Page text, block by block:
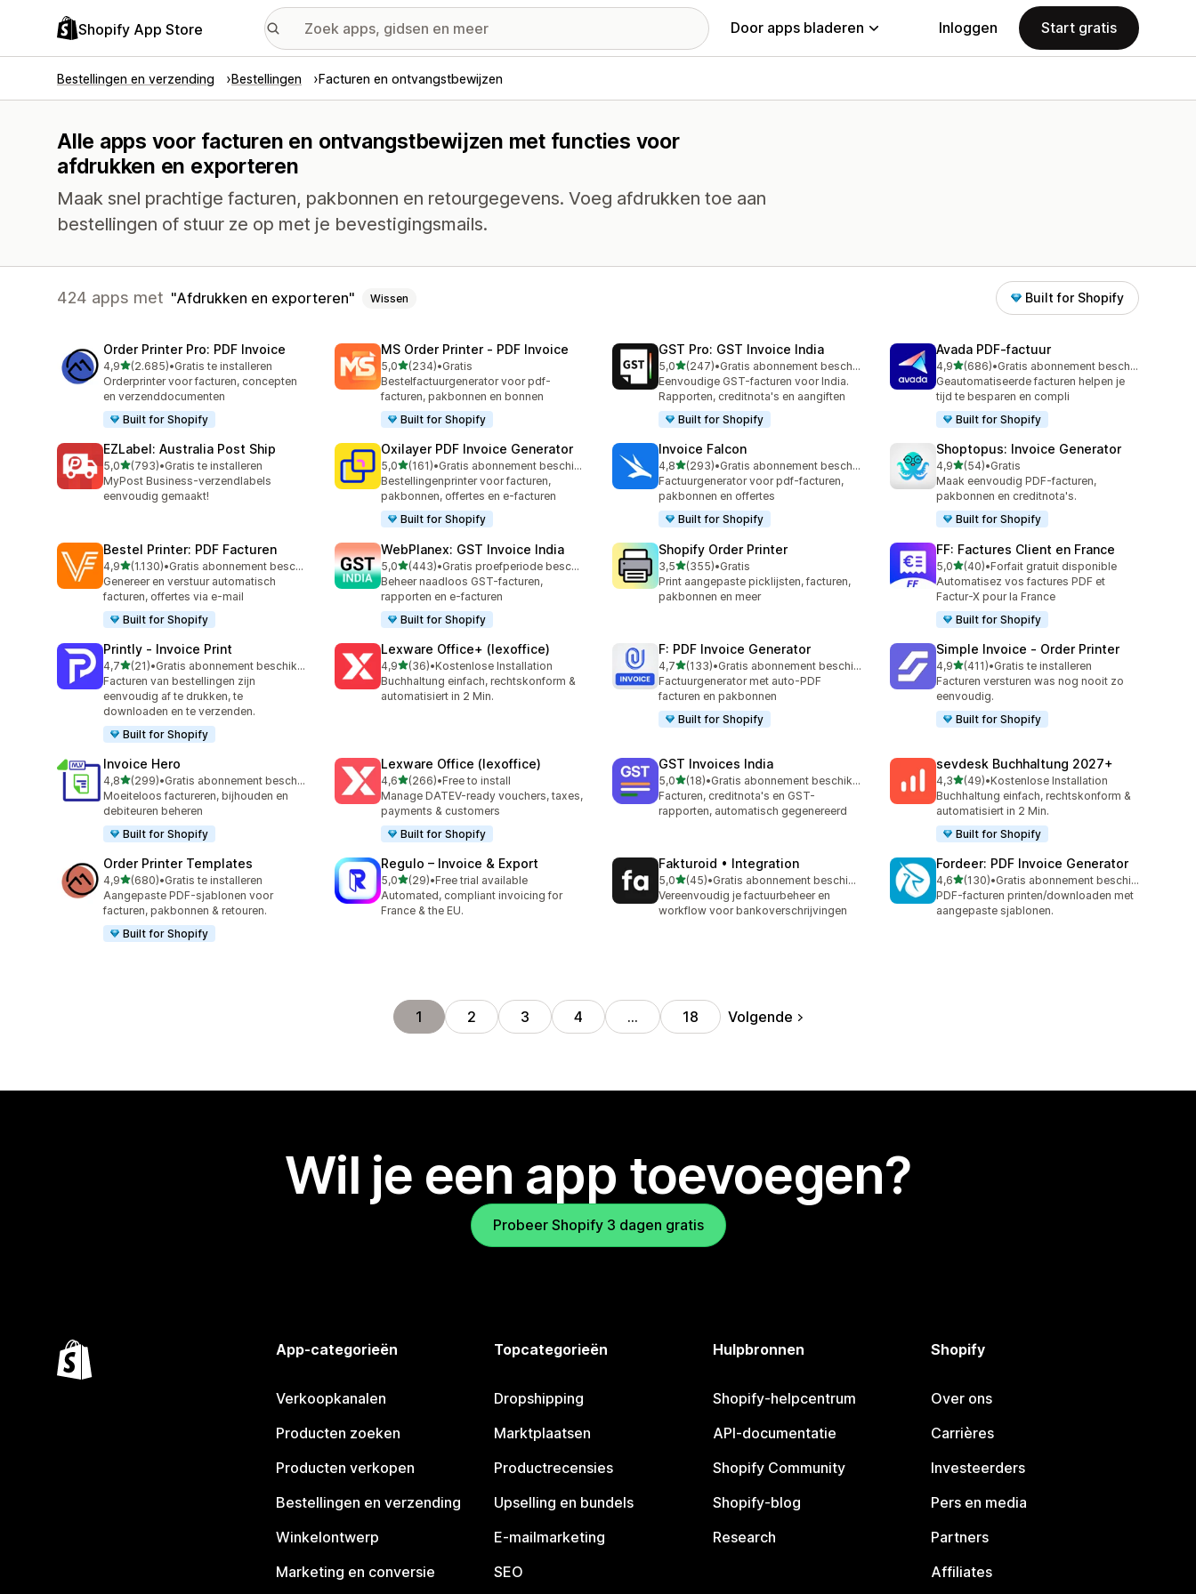
Shopify App Store Door apps bladeren Inloggen Start gratis
Bestellingen en verzending Bestellingen Facturen en ontvangstbewijzen
Alle apps voor facturen en ontvangstbewijzen met functies voor
afdrukken en exporteren
Maak snel prachtige facturen, pakbonnen en retourgegevens. Voeg afdrukken toe aan
bestellingen of stuur ze op met je bevestigingsmails.
424 apps met Afdrukken en exporteren Wissen Built for Shopify
Order Printer Pro: PDF Invoice
4,9van 5 sterren
(2.685)
2685 recensies in totaal
•Gratis te installeren
Orderprinter voor facturen, concepten
en verzenddocumenten
Built for Shopify
MS Order Printer ‑ PDF Invoice
5,0van 5 sterren
(234)
234 recensies in totaal
•Gratis
Bestelfactuurgenerator voor pdf-
facturen, pakbonnen en bonnen
Built for Shopify
GST Pro: GST Invoice India
5,0van 5 sterren
(247)
247 recensies in totaal
•
Gratis abonnement beschikbaar
Eenvoudige GST-facturen voor India.
Rapporten, creditnota's en aangiften
Built for Shopify
Avada PDF‑factuur
4,9van 5 sterren
(686)
686 recensies in totaal
•
Gratis abonnement beschikbaar
Geautomatiseerde facturen helpen je
tijd te besparen en compli
Built for Shopify
EZLabel: Australia Post Ship
5,0van 5 sterren
(793)
793 recensies in totaal
•Gratis te installeren
MyPost Business-verzendlabels
eenvoudig gemaakt!
Oxilayer PDF Invoice Generator
5,0van 5 sterren
(161)
161 recensies in totaal
•
Gratis abonnement beschikbaar
Bestellingenprinter voor facturen,
pakbonnen, offertes en e-facturen
Built for Shopify
Invoice Falcon
4,8van 5 sterren
(293)
293 recensies in totaal
•
Gratis abonnement beschikbaar
Factuurgenerator voor pdf-facturen,
pakbonnen en offertes
Built for Shopify
Shoptopus: Invoice Generator
4,9van 5 sterren
(54)
54 recensies in totaal
•Gratis
Maak eenvoudig PDF-facturen,
pakbonnen en creditnota's.
Built for Shopify
Bestel Printer: PDF Facturen
4,9van 5 sterren
(1.130)
1130 recensies in totaal
•
Gratis abonnement beschikbaar
Genereer en verstuur automatisch
facturen, offertes via e-mail
Built for Shopify
WebPlanex: GST Invoice India
5,0van 5 sterren
(443)
443 recensies in totaal
•
Gratis proefperiode beschikbaar
Beheer naadloos GST-facturen,
rapporten en e-facturen
Built for Shopify
Shopify Order Printer
3,5van 5 sterren
(355)
355 recensies in totaal
•Gratis
Print aangepaste picklijsten, facturen,
pakbonnen en meer
FF: Factures Client en France
5,0van 5 sterren
(40)
40 recensies in totaal
•Forfait gratuit disponible
Automatisez vos factures PDF et
Factur-X pour la France
Built for Shopify
Printly ‑ Invoice Print
4,7van 5 sterren
(21)
21 recensies in totaal
•
Gratis abonnement beschikbaar
Facturen van bestellingen zijn
eenvoudig af te drukken, te
downloaden en te verzenden.
Built for Shopify
Lexware Office+ (lexoffice)
4,9van 5 sterren
(36)
36 recensies in totaal
•Kostenlose Installation
Buchhaltung einfach, rechtskonform &
automatisiert in 2 Min.
F: PDF Invoice Generator
4,7van 5 sterren
(133)
133 recensies in totaal
•
Gratis abonnement beschikbaar
Factuurgenerator met auto-PDF
facturen en pakbonnen
Built for Shopify
Simple Invoice ‑ Order Printer
4,9van 5 sterren
(411)
411 recensies in totaal
•Gratis te installeren
Facturen versturen was nog nooit zo
eenvoudig.
Built for Shopify
Invoice Hero
4,8van 5 sterren
(299)
299 recensies in totaal
•
Gratis abonnement beschikbaar
Moeiteloos factureren, bijhouden en
debiteuren beheren
Built for Shopify
Lexware Office (lexoffice)
4,6van 5 sterren
(266)
266 recensies in totaal
•Free to install
Manage DATEV-ready vouchers, taxes,
payments & customers
Built for Shopify
GST Invoices India
5,0van 5 sterren
(18)
18 recensies in totaal
•
Gratis abonnement beschikbaar
Facturen, creditnota's en GST-
rapporten, automatisch gegenereerd
sevdesk Buchhaltung 2027+
4,3van 5 sterren
(49)
49 recensies in totaal
•Kostenlose Installation
Buchhaltung einfach, rechtskonform &
automatisiert in 2 Min.
Built for Shopify
Order Printer Templates
4,9van 5 sterren
(680)
680 recensies in totaal
•Gratis te installeren
Aangepaste PDF-sjablonen voor
facturen, pakbonnen & retouren.
Built for Shopify
Regulo – Invoice & Export
5,0van 5 sterren
(29)
29 recensies in totaal
•Free trial available
Automated, compliant invoicing for
France & the EU.
Fakturoid • Integration
5,0van 5 sterren
(45)
45 recensies in totaal
•
Gratis abonnement beschikbaar
Vereenvoudig je factuurbeheer en
workflow voor bankoverschrijvingen
Fordeer: PDF Invoice Generator
4,6van 5 sterren
(130)
130 recensies in totaal
•
Gratis abonnement beschikbaar
PDF-facturen printen/downloaden met
aangepaste sjablonen.
1 2 3 4 … 18 Volgende
Wil je een app toevoegen?
Probeer Shopify 3 dagen gratis
App-categorieën
Verkoopkanalen
Producten zoeken
Producten verkopen
Bestellingen en verzending
Winkelontwerp
Marketing en conversie
Topcategorieën
Dropshipping
Marktplaatsen
Productrecensies
Upselling en bundels
E-mailmarketing
SEO
Hulpbronnen
Shopify-helpcentrum
API-documentatie
Shopify Community
Shopify-blog
Research
Shopify
Over ons
Carrières
Investeerders
Pers en media
Partners
Affiliates